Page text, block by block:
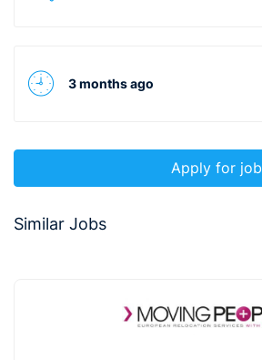
3 months ago
Apply for job
Similar Jobs